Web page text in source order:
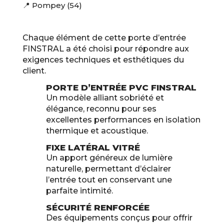
📍 Pompey (54)
Chaque élément de cette porte d’entrée
FINSTRAL a été choisi pour répondre aux
exigences techniques et esthétiques du
client.
PORTE D’ENTRÉE PVC FINSTRAL
Un modèle alliant sobriété et
élégance, reconnu pour ses
excellentes performances en isolation
thermique et acoustique.
FIXE LATÉRAL VITRÉ
Un apport généreux de lumière
naturelle, permettant d’éclairer
l’entrée tout en conservant une
parfaite intimité.
SÉCURITÉ RENFORCÉE
Des équipements conçus pour offrir